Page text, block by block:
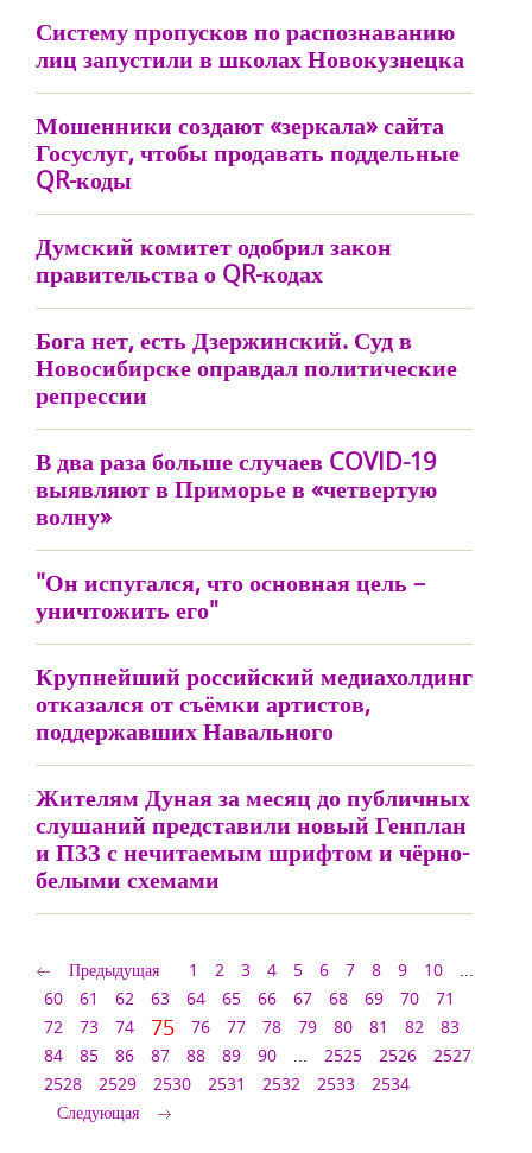
Систему пропусков по распознаванию
лиц запустили в школах Новокузнецка
Мошенники создают «зеркала» сайта
Госуслуг, чтобы продавать поддельные
QR-коды
Думский комитет одобрил закон
правительства о QR-кодах
Бога нет, есть Дзержинский. Суд в
Новосибирске оправдал политические
репрессии
В два раза больше случаев COVID-19
выявляют в Приморье в «четвертую
волну»
"Он испугался, что основная цель –
уничтожить его"
Крупнейший российский медиахолдинг
отказался от съёмки артистов,
поддержавших Навального
Жителям Дуная за месяц до публичных
слушаний представили новый Генплан
и ПЗЗ с нечитаемым шрифтом и чёрно-
белыми схемами
Предыдущая 1 2 3 4 5 6 7 8 9 10
...
60
61 62 63 64 65 66 67 68 69 70
71
72
73 74 75 76 77 78 79 80 81 82
83
84
85 86 87 88 89 90 ... 2525 2526
2527
2528
2529 2530 2531 2532 2533
2534
Следующая